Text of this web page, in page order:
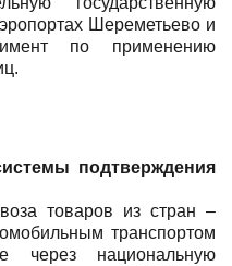
Шереметьево и
по применению
подтверждения
товаров из стран –
транспортом
через национальную